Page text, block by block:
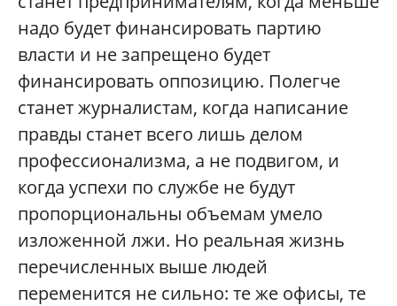
надо будет финансировать партию
власти и не запрещено будет
финансировать оппозицию. Полегче
станет журналистам, когда написание
правды станет всего лишь делом
профессионализма, а не подвигом, и
когда успехи по службе не будут
пропорциональны объемам умело
изложенной лжи. Но реальная жизнь
перечисленных выше людей
переменится не сильно: те же офисы, те